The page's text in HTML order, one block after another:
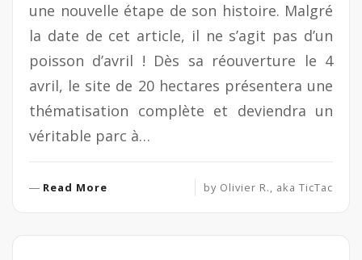
une nouvelle étape de son histoire. Malgré
la date de cet article, il ne s’agit pas d’un
poisson d’avril ! Dès sa réouverture le 4
avril, le site de 20 hectares présentera une
thématisation complète et deviendra un
véritable parc à…
Read More by Olivier R., aka TicTac